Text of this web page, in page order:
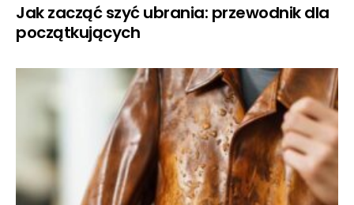
Jak zacząć szyć ubrania: przewodnik dla
początkujących